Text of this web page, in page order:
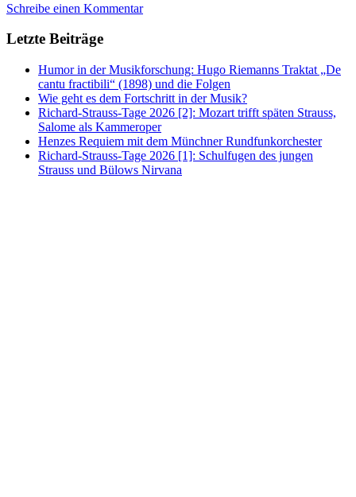
Schreibe einen Kommentar
Letzte Beiträge
Humor in der Musikforschung: Hugo Riemanns Traktat „De
cantu fractibili“ (1898) und die Folgen
Wie geht es dem Fortschritt in der Musik?
Richard-Strauss-Tage 2026 [2]: Mozart trifft späten Strauss,
Salome als Kammeroper
Henzes Requiem mit dem Münchner Rundfunkorchester
Richard-Strauss-Tage 2026 [1]: Schulfugen des jungen
Strauss und Bülows Nirvana